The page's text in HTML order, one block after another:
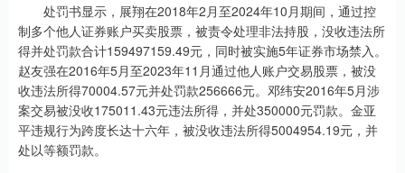
处罚书显示，展翔在2018年2月至2024年10月期间，通过控
制多个他人证券账户买卖股票，被责令处理非法持股，没收违法所
得并处罚款合计159497159.49元，同时被实施5年证券市场禁入。
赵友强在2016年5月至2023年11月通过他人账户交易股票，被没
收违法所得70004.57元并处罚款256666元。邓纬安2016年5月涉
案交易被没收175011.43元违法所得，并处350000元罚款。金亚
平违规行为跨度长达十六年，被没收违法所得5004954.19元，并
处以等额罚款。